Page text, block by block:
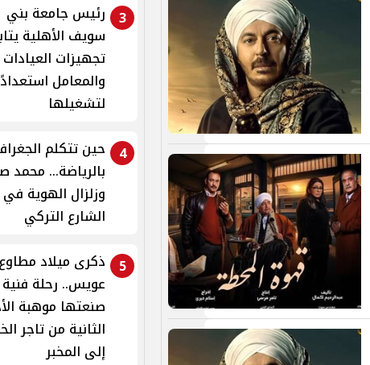
3 رئيس جامعة بني
سويف الأهلية
تجهيزات العيادات
والمعامل
لتشغيلها
4
حين تتكلم
بالرياضة... محمد
وزلزال الهوية في
الشارع التركي
5
ذكرى ميلاد مطاوع
عويس.. رحلة فنية
صنعتها موهبة
الثانية من تاجر
إلى المخبر